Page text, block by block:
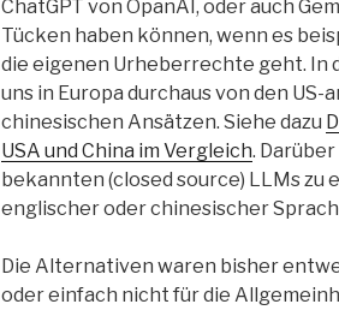
ChatGPT von OpanAI, oder auch
Tücken haben können, wenn es
die eigenen Urheberrechte geht. In
uns in Europa durchaus von den US-
chinesischen Ansätzen. Siehe dazu
USA und China im Vergleich.
bekannten (closed source) LLMs zu
englischer oder chinesischer
Die Alternativen waren bisher
oder einfach nicht für die